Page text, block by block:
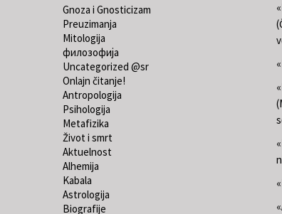
Gnoza i Gnosticizam
Preuzimanja
Mitologija
филозофија
Uncategorized @sr
Onlajn čitanje!
Antropologija
Psihologija
Metafizika
Život i smrt
Aktuelnost
Alhemija
Kabala
Astrologija
Biografije